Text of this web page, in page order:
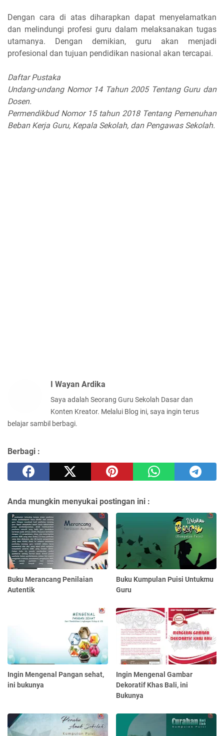
Dengan cara di atas diharapkan dapat menyelamatkan
dan melindungi profesi guru dalam melaksanakan tugas
utamanya. Dengan demikian, guru akan menjadi
profesional dan tujuan pendidikan nasional akan tercapai.
Daftar Pustaka
Undang-undang Nomor 14 Tahun 2005 Tentang Guru dan
Dosen.
Permendikbud Nomor 15 tahun 2018 Tentang Pemenuhan
Beban Kerja Guru, Kepala Sekolah, dan Pengawas Sekolah.
I Wayan Ardika
Saya adalah Seorang Guru Sekolah Dasar dan
Konten Kreator. Melalui Blog ini, saya ingin terus
belajar sambil berbagi.
Berbagi :
Anda mungkin menyukai postingan ini :
Buku Merancang Penilaian
Autentik
Buku Kumpulan Puisi Untukmu
Guru
Ingin Mengenal Pangan sehat,
ini bukunya
Ingin Mengenal Gambar
Dekoratif Khas Bali, ini
Bukunya